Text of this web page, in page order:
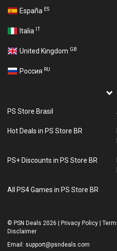
España ES
Italia IT
United Kingdom GB
Россия RU
PS Store Brasil
Hot Deals in PS Store BR
PS+ Discounts in PS Store BR
All PS4 Games in PS Store BR
© PSN Deals 2026 Privacy Policy
Disclaimer
Email: support@psndeals.com